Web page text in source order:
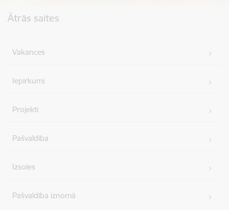
Ātrās saites
Vakances
Iepirkumi
Projekti
Pašvaldība
Izsoles
Pašvaldība iznomā